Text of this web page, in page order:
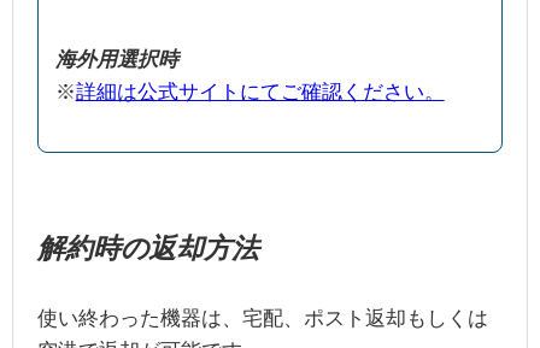
海外用選択時
※詳細は公式サイトにてご確認ください。
解約時の返却方法
使い終わった機器は、宅配、ポスト返却もしくは